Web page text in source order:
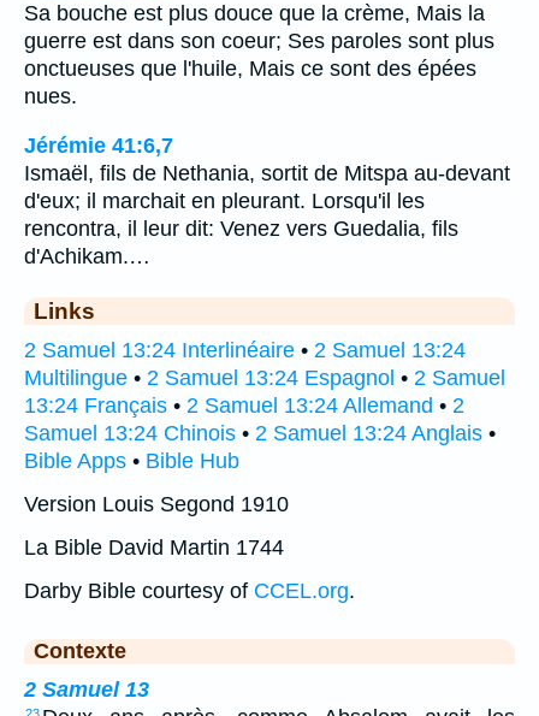
Sa bouche est plus douce que la crème, Mais la
guerre est dans son coeur; Ses paroles sont plus
onctueuses que l'huile, Mais ce sont des épées
nues.
Jérémie 41:6,7
Ismaël, fils de Nethania, sortit de Mitspa au-devant
d'eux; il marchait en pleurant. Lorsqu'il les
rencontra, il leur dit: Venez vers Guedalia, fils
d'Achikam.…
Links
2 Samuel 13:24 Interlinéaire • 2 Samuel 13:24
Multilingue • 2 Samuel 13:24 Espagnol • 2 Samuel
13:24 Français • 2 Samuel 13:24 Allemand • 2
Samuel 13:24 Chinois • 2 Samuel 13:24 Anglais •
Bible Apps • Bible Hub
Version Louis Segond 1910
La Bible David Martin 1744
Darby Bible courtesy of CCEL.org.
Contexte
2 Samuel 13